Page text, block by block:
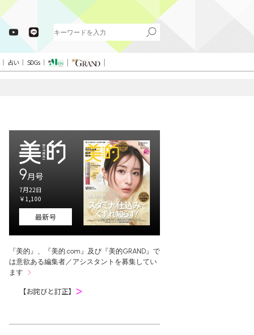
占い SDGs
9月号
7月22日
￥1,100
最新号
『美的』、『美的.com』及び『美的GRAND』で
は意欲ある編集者／アシスタントを募集してい
ます
【お詫びと訂正】 ＞